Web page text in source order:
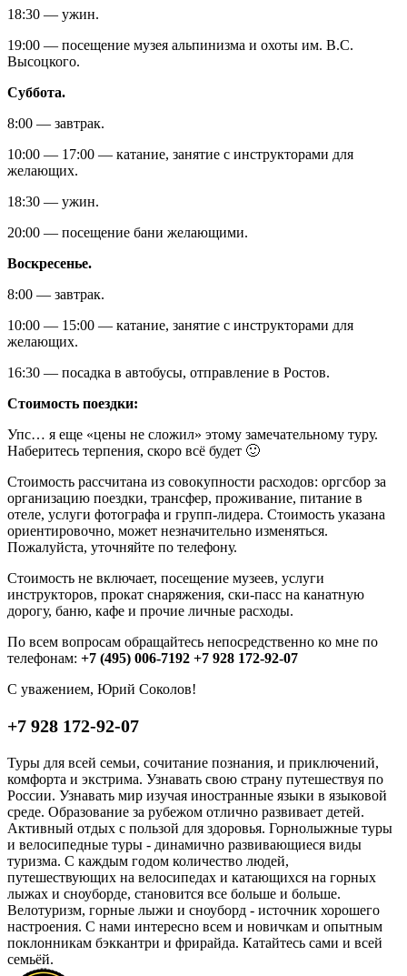
18:30 — ужин.
19:00 — посещение музея альпинизма и охоты им. В.С.
Высоцкого.
Суббота.
8:00 — завтрак.
10:00 — 17:00 — катание, занятие с инструкторами для
желающих.
18:30 — ужин.
20:00 — посещение бани желающими.
Воскресенье.
8:00 — завтрак.
10:00 — 15:00 — катание, занятие с инструкторами для
желающих.
16:30 — посадка в автобусы, отправление в Ростов.
Стоимость поездки:
Упс… я еще «цены не сложил» этому замечательному туру.
Наберитесь терпения, скоро всё будет 🙂
Стоимость рассчитана из совокупности расходов: оргсбор за
организацию поездки, трансфер, проживание, питание в
отеле, услуги фотографа и групп-лидера. Стоимость указана
ориентировочно, может незначительно изменяться.
Пожалуйста, уточняйте по телефону.
Стоимость не включает, посещение музеев, услуги
инструкторов, прокат снаряжения, ски-пасс на канатную
дорогу, баню, кафе и прочие личные расходы.
По всем вопросам обращайтесь непосредственно ко мне по
телефонам: +7 (495) 006-7192 +7 928 172-92-07
С уважением, Юрий Соколов!
+7 928 172-92-07
Туры для всей семьи, сочитание познания, и приключений,
комфорта и экстрима. Узнавать свою страну путешествуя по
России. Узнавать мир изучая иностранные языки в языковой
среде. Образование за рубежом отлично развивает детей.
Активный отдых с пользой для здоровья. Горнолыжные туры
и велосипедные туры - динамично развивающиеся виды
туризма. С каждым годом количество людей,
путешествующих на велосипедах и катающихся на горных
лыжах и сноуборде, становится все больше и больше.
Велотуризм, горные лыжи и сноуборд - источник хорошего
настроения. С нами интересно всем и новичкам и опытным
поклонникам бэккантри и фрирайда. Катайтесь сами и всей
семьёй.